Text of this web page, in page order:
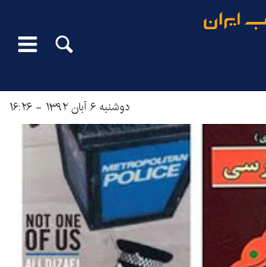
دوشنبه ۶ آبان ۱۳۹۲ - ۱۶:۲۶